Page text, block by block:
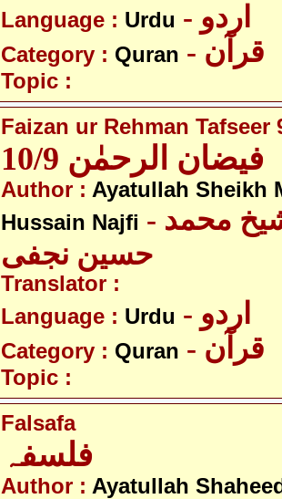
Language : Urdu - اردو
Category : Quran - قرآن
Topic :
Faizan ur Rehman Tafseer
فیضان الرحمٰن 10/9
Author : Ayatullah Sheikh
Hussain Najfi - آیت اللہ شیخ محمد
حسین نجفی
Translator :
Language : Urdu - اردو
Category : Quran - قرآن
Topic :
Falsafa
فلسفہ
Author : Ayatullah